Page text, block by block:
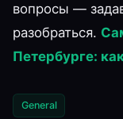
вопросы —
разобраться.
Петербурге:
General